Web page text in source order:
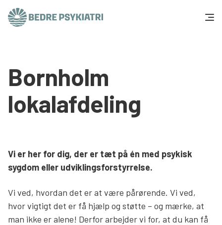
Tal og fakta
Om os
Presse og politik
Støt os
Bornholm
lokalafdeling
Vi er her for dig, der er tæt på én med psykisk
sygdom eller udviklingsforstyrrelse.
Vi ved, hvordan det er at være pårørende. Vi ved,
hvor vigtigt det er få hjælp og støtte – og mærke, at
man ikke er alene! Derfor arbejder vi for, at du kan få